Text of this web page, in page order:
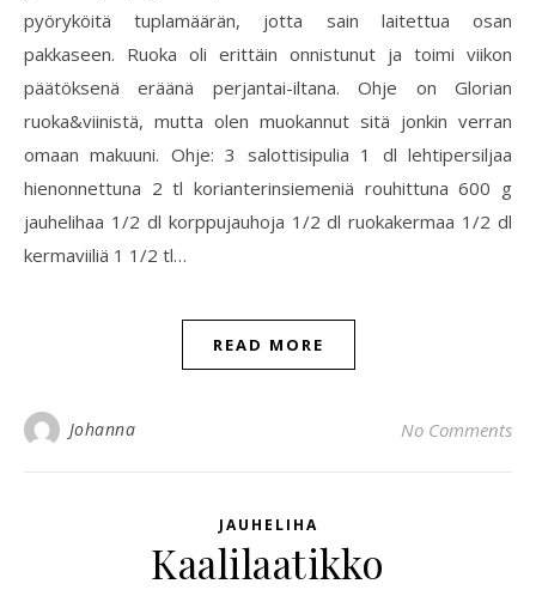
pyöryköitä tuplamäärän, jotta sain laitettua osan
pakkaseen. Ruoka oli erittäin onnistunut ja toimi viikon
päätöksenä eräänä perjantai-iltana. Ohje on Glorian
ruoka&viinistä, mutta olen muokannut sitä jonkin verran
omaan makuuni. Ohje: 3 salottisipulia 1 dl lehtipersiljaa
hienonnettuna 2 tl korianterinsiemeniä rouhittuna 600 g
jauhelihaa 1/2 dl korppujauhoja 1/2 dl ruokakermaa 1/2 dl
kermaviiliä 1 1/2 tl…
READ MORE
Johanna No Comments
JAUHELIHA
Kaalilaatikko